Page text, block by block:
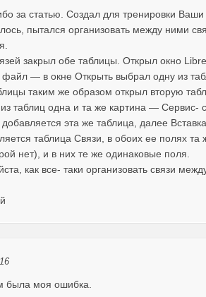
за статью. Создал для тренировки Ваши
пытался организовать между ними
закрыл обе таблицы. Открыл окно
— в окне Открыть выбрал одну из
таким же образом открыл вторую
таблиц одна и та же картина — Сервис-
эта же таблица, далее
таблица Связи, в обоих ее полях та
нет), и в них те же одинаковые поля.
как все- таки организовать связи
была моя ошибка.